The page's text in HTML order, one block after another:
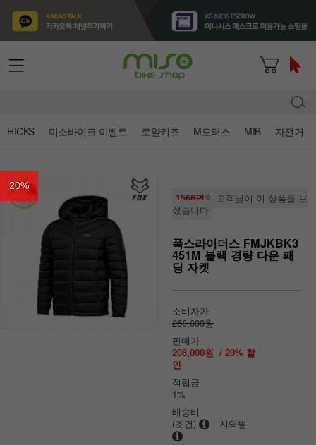
HICKS 미소바이크 이벤트 로얄키즈 M모터스 MIB 자전거
20%
1566명의 고객님이 이 상품을 보
셨습니다
폭스라이더스 FMJKBK3
451M 블랙 경량 다운 패
딩 자켓
소비자가
260,000원
판매가
208,000원 / 20% 할
인
적립금
1%
배송비
(조건)
지역별